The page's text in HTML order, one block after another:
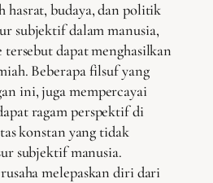
hasrat, budaya, dan politik
subjektif dalam manusia,
tersebut dapat menghasilkan
Beberapa filsuf yang
ini, juga mempercayai
ragam perspektif di
konstan yang tidak
subjektif manusia.
melepaskan diri dari